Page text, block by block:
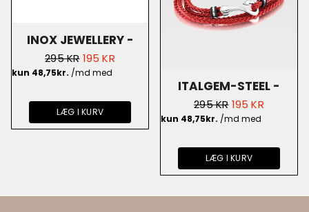
INOX JEWELLERY -
SORT ANKER - BR2282
NORMALPRIS
295 KR UDSALGSPRIS
195 KR
LÆG I KURV
ITALGEM-STEEL -
KAT'SH - SCB15
NORMALPRIS
295 KR UDSALGSPRIS
195 KR
LÆG I KURV